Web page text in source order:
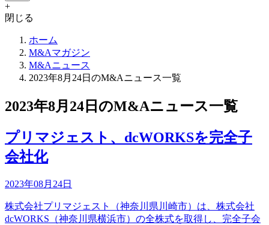
+
閉じる
ホーム
M&Aマガジン
M&Aニュース
2023年8月24日のM&Aニュース一覧
2023年8月24日のM&Aニュース一覧
プリマジェスト、dcWORKSを完全子
会社化
2023年08月24日
株式会社プリマジェスト（神奈川県川崎市）は、株式会社
dcWORKS（神奈川県横浜市）の全株式を取得し、完全子会